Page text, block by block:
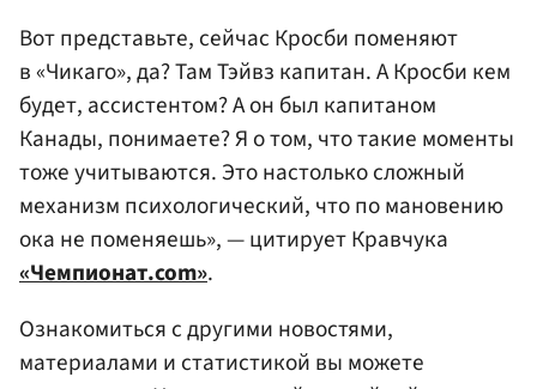
Вот представьте, сейчас Кросби поменяют
в «Чикаго», да? Там Тэйвз капитан. А Кросби кем
будет, ассистентом? А он был капитаном
Канады, понимаете? Я о том, что такие моменты
тоже учитываются. Это настолько сложный
механизм психологический, что по мановению
ока не поменяешь», — цитирует Кравчука
«Чемпионат.com».
Ознакомиться с другими новостями,
материалами и статистикой вы можете